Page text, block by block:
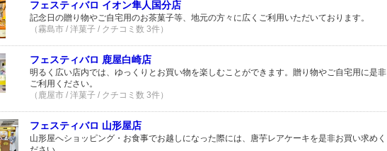
フェスティバロ イオン隼人国分店
記念日の贈り物やご自宅用のお茶菓子等、地元の方々に広くご利用いただいております。
（霧島市 / 洋菓子 / クチコミ数 3件）
フェスティバロ 鹿屋白崎店
明るく広い店内では、ゆっくりとお買い物を楽しむことができます。贈り物やご自宅用に是非
ご利用ください。
（鹿屋市 / 洋菓子 / クチコミ数 3件）
フェスティバロ 山形屋店
山形屋へショッピング・お食事でお越しになった際には、唐芋レアケーキを是非お買い求めく